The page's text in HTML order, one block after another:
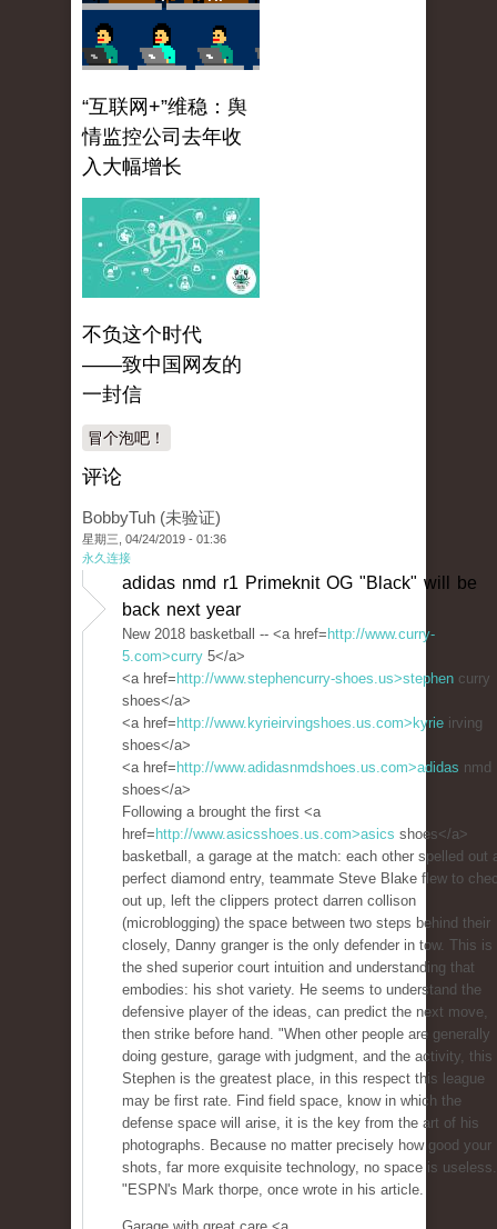
“互联网+”维稳：舆
情监控公司去年收
入大幅增长
不负这个时代
——致中国网友的
一封信
冒个泡吧！
评论
BobbyTuh (未验证)
星期三, 04/24/2019 - 01:36
永久连接
adidas nmd r1 Primeknit OG "Black" will be
back next year
New 2018 basketball -- <a href= http://www.curry-
5.com>curry 5</a>
<a href= http://www.stephencurry-shoes.us>stephen curry
shoes</a>
<a href= http://www.kyrieirvingshoes.us.com>kyrie irving
shoes</a>
<a href= http://www.adidasnmdshoes.us.com>adidas nmd
shoes</a>
Following a brought the first <a
href= http://www.asicsshoes.us.com>asics shoes</a>
basketball, a garage at the match: each other spelled out
perfect diamond entry, teammate Steve Blake flew to
out up, left the clippers protect darren collison
(microblogging) the space between two steps behind their
closely, Danny granger is the only defender in tow. This is
the shed superior court intuition and understanding that
embodies: his shot variety. He seems to understand the
defensive player of the ideas, can predict the next move,
then strike before hand. "When other people are generally
doing gesture, garage with judgment, and the activity, this
Stephen is the greatest place, in this respect this league
may be first rate. Find field space, know in which the
defense space will arise, it is the key from the art of his
photographs. Because no matter precisely how good your
shots, far more exquisite technology, no space is useless.
"ESPN's Mark thorpe, once wrote in his article.